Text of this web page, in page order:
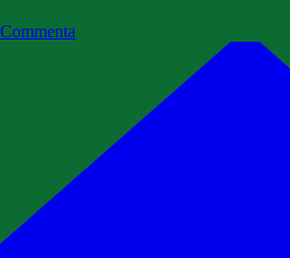
Commenta